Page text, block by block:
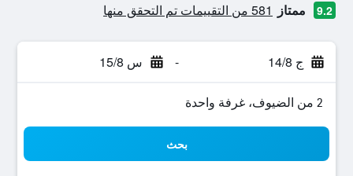
9.2 ممتاز 581 من التقييمات تم التحقق منها
ج 14/8 - س 15/8
2 من الضيوف، غرفة واحدة
بحث